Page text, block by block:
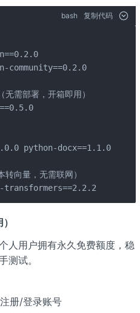
bash 复制代码
需部署，开箱即用）
python-docx==1.1.0
向量，无需联网）
个人用户拥有永久免费额度，稳
测试。
注册/登录账号